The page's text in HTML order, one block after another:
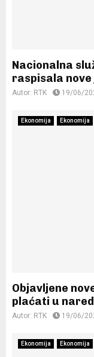
Nacionalna
raspisala nove
Autor: RTK 19/06/
Ekonomija Ekonomija
Objavljene
plaćati u
Autor: RTK 19/06/
Ekonomija Ekonomija